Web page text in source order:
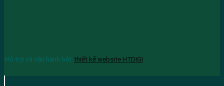
Hỗ trợ và vận hành bởi: thiết kế website HTDIGI